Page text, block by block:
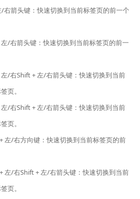
右箭头键：快速切换到当前标签页的前一个
/右箭头键：快速切换到当前标签页的前一
/右Shift + 左/右箭头键：快速切换到当前
页。
/右Shift + 左/右箭头键：快速切换到当前
页。
左/右方向键：快速切换到当前标签页的前
左/右Shift + 左/右箭头键：快速切换到当前
页。